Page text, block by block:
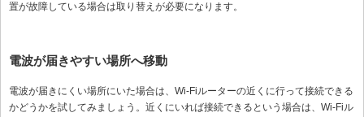
置が故障している場合は取り替えが必要になります。
電波が届きやすい場所へ移動
電波が届きにくい場所にいた場合は、Wi-Fiルーターの近くに行って接続できる
かどうかを試してみましょう。近くにいれば接続できるという場合は、Wi-Fiル